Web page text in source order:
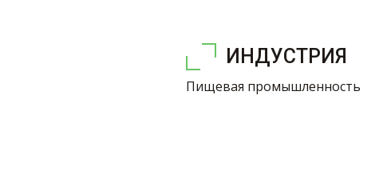
ИНДУСТРИЯ
Пищевая промышленность